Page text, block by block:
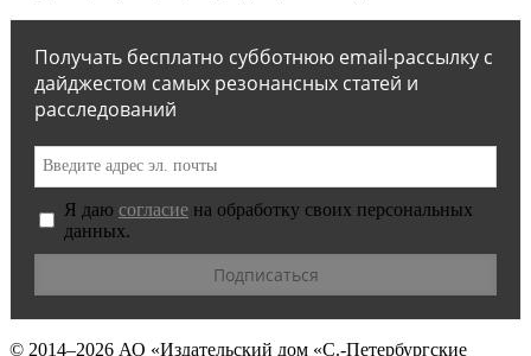
Получать бесплатно субботнюю email-рассылку с
дайджестом самых резонансных статей и
расследований
Я даю согласие на обработку своих персональных
данных.
© 2014–2026 АО «Издательский дом «С.-Петербургские